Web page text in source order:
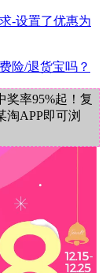
-设置了优惠为
险/退货宝吗？
奖率95%起！复
淘APP即可浏